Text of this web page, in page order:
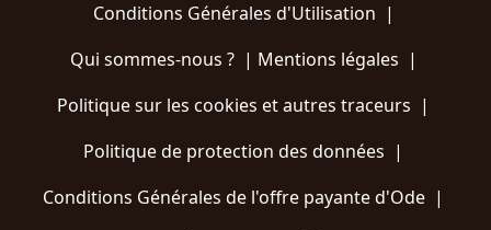
Conditions Générales d'Utilisation |
Qui sommes-nous ?| Mentions légales |
Politique sur les cookies et autres traceurs |
Politique de protection des données |
Conditions Générales de l'offre payante d'Ode |